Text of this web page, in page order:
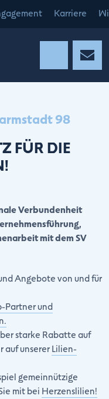
Karriere
98
FÜR DIE
Verbundenheit
mit dem SV
Angebote von und für
Partner und
starke Rabatte auf
auf unsererLilien-
gemeinnützige
mit bei Herzenslilien!